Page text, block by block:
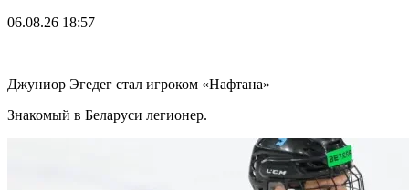
06.08.26 18:57
Джуниор Эгедег стал игроком «Нафтана»
Знакомый в Беларуси легионер.